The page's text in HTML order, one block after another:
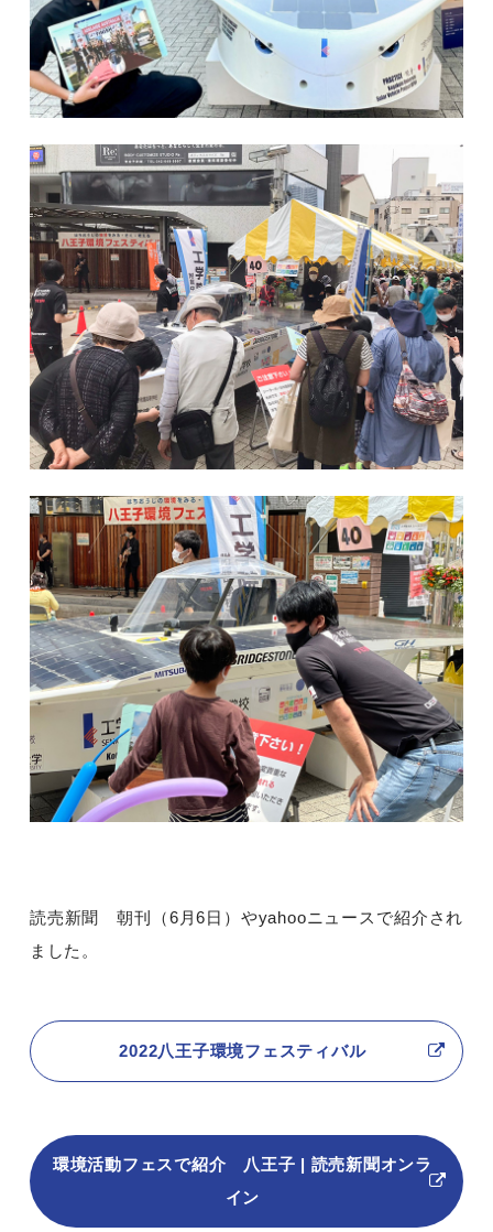
読売新聞 朝刊（6月6日）やyahooニュースで紹介され
ました。
2022八王子環境フェスティバル
環境活動フェスで紹介 八王子 | 読売新聞オンラ
イン